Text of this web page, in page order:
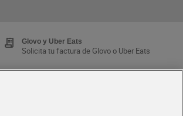
Glovo y Uber Eats
Solicita tu factura de Glovo o Uber Eats